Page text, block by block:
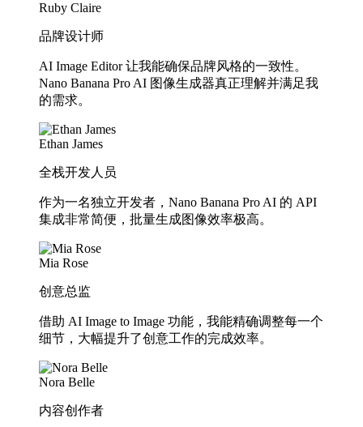
Ruby Claire
品牌设计师
AI Image Editor 让我能确保品牌风格的一致性。
Nano Banana Pro AI 图像生成器真正理解并满足我
的需求。
Ethan James
全栈开发人员
作为一名独立开发者，Nano Banana Pro AI 的 API
集成非常简便，批量生成图像效率极高。
Mia Rose
创意总监
借助 AI Image to Image 功能，我能精确调整每一个
细节，大幅提升了创意工作的完成效率。
Nora Belle
内容创作者